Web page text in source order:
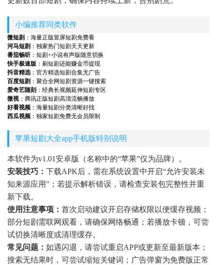
小编推荐同类软件
微短剧 ：海量正版竖屏短剧免费看
河马短剧 ：独家热门短剧天天更新
番茄畅听 ：短剧+小说有声版随意切换
快手极速版 ：刷短剧还能赚金币提现
抖音精选 ：官方精选短剧合集无广告
百度短剧 ：聚合全网短剧资源一键搜索
爱奇艺随刻 ：经典长视频延伸短剧专区
微视：腾讯正版短剧高清流畅播放
好看视频 ：海量短剧分类清晰好找
西瓜视频 ：独家短剧免费无会员限制
苹果短剧大全app手机版特别说明
本软件为v1.01安卓版（名称中的“苹果”仅为品牌）。
安装技巧：
下载APK后，需在系统设置中开启“允许安装未
知来源应用”；若提示解析错误，请检查安装包完整性并重
新下载。
使用注意事项： 首次启动建议开启存储权限以便缓存视频；
部分短剧需联网观看，请确保网络畅通；若播放卡顿，可尝
试切换清晰度或清理缓存。
常见问题： 如遇闪退，请尝试重启APP或更新至最新版本；
搜索无结果时，可尝试缩短关键词；广告弹窗为免费版正常